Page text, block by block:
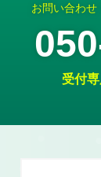
お問い合わせ
受付